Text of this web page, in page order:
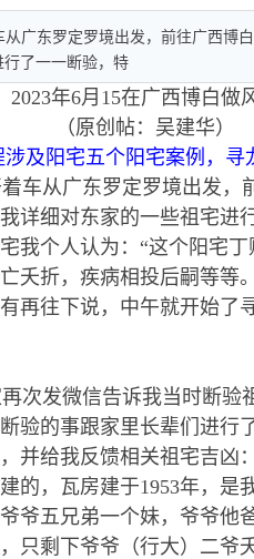
广东罗定罗境出发，前往广西博
了一一断验，特
2023年6月15在广西博白做
（原创帖：吴建华）
涉及阳宅五个阳宅案例，寻
车从广东罗定罗境出发，
详细对东家的一些祖宅进
我个人认为：“这个阳宅
夭折，疾病相投后嗣等等
再往下说，中午就开始了
次发微信告诉我当时断验
验的事跟家里长辈们进行
并给我反馈相关祖宅吉凶
的，瓦房建于1953年，是
爷五兄弟一个妹，爷爷他
只剩下爷爷（行大）二爷